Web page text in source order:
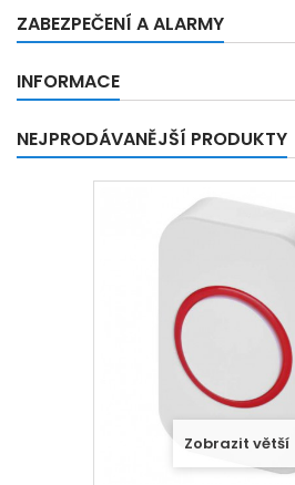
ZABEZPEČENÍ A ALARMY
INFORMACE
NEJPRODÁVANĚJŠÍ PRODUKTY
Zobrazit větší